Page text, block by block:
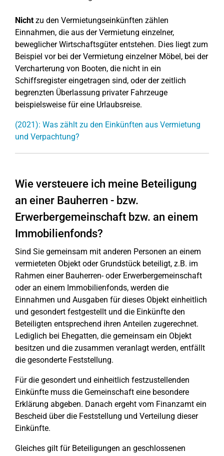
Nichtzu den Vermietungseinkünften zählen
Einnahmen, die aus der Vermietung einzelner,
beweglicher Wirtschaftsgüter entstehen. Dies liegt zum
Beispiel vor bei der Vermietung einzelner Möbel, bei der
Vercharterung von Booten, die nicht in ein
Schiffsregister eingetragen sind, oder der zeitlich
begrenzten Überlassung privater Fahrzeuge
beispielsweise für eine Urlaubsreise.
(2021): Was zählt zu den Einkünften aus Vermietung
und Verpachtung?
Wie versteuere ich meine Beteiligung
an einer Bauherren - bzw.
Erwerbergemeinschaft bzw. an einem
Immobilienfonds?
Sind Sie gemeinsam mit anderen Personen an einem
vermieteten Objekt oder Grundstück beteiligt, z.B. im
Rahmen einer Bauherren- oder Erwerbergemeinschaft
oder an einem Immobilienfonds, werden die
Einnahmen und Ausgaben für dieses Objekt einheitlich
und gesondert festgestellt und die Einkünfte den
Beteiligten entsprechend ihren Anteilen zugerechnet.
Lediglich bei Ehegatten, die gemeinsam ein Objekt
besitzen und die zusammen veranlagt werden, entfällt
die gesonderte Feststellung.
Für die gesondert und einheitlich festzustellenden
Einkünfte muss die Gemeinschaft eine besondere
Erklärung abgeben. Danach ergeht vom Finanzamt ein
Bescheid über die Feststellung und Verteilung dieser
Einkünfte.
Gleiches gilt für Beteiligungen an geschlossenen